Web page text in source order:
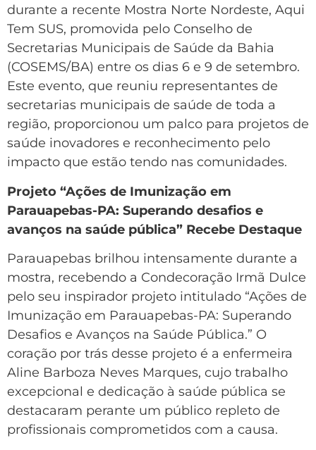
durante a recente Mostra Norte Nordeste, Aqui
Tem SUS, promovida pelo Conselho de
Secretarias Municipais de Saúde da Bahia
(COSEMS/BA) entre os dias 6 e 9 de setembro.
Este evento, que reuniu representantes de
secretarias municipais de saúde de toda a
região, proporcionou um palco para projetos de
saúde inovadores e reconhecimento pelo
impacto que estão tendo nas comunidades.
Projeto “Ações de Imunização em
Parauapebas-PA: Superando desafios e
avanços na saúde pública” Recebe Destaque
Parauapebas brilhou intensamente durante a
mostra, recebendo a Condecoração Irmã Dulce
pelo seu inspirador projeto intitulado “Ações de
Imunização em Parauapebas-PA: Superando
Desafios e Avanços na Saúde Pública.” O
coração por trás desse projeto é a enfermeira
Aline Barboza Neves Marques, cujo trabalho
excepcional e dedicação à saúde pública se
destacaram perante um público repleto de
profissionais comprometidos com a causa.